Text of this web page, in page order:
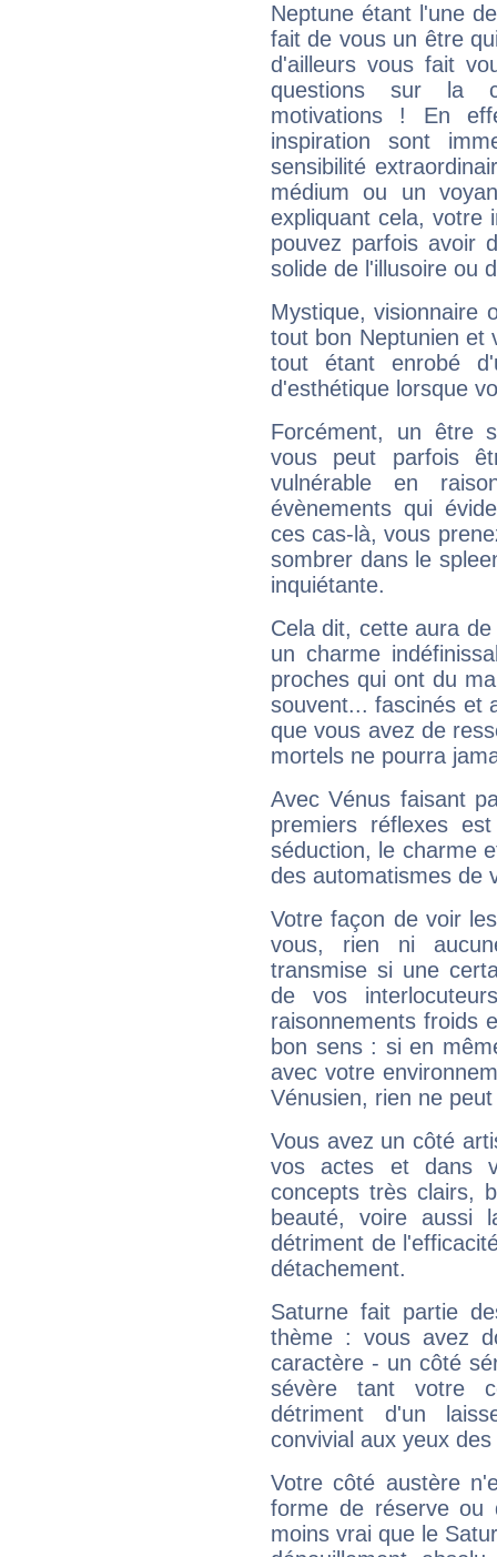
Neptune étant l'une
fait de vous un être
d'ailleurs vous fait
questions sur la
motivations ! En
inspiration sont
sensibilité
médium ou un
expliquant cela, votre
pouvez parfois avoir
solide de l'illusoire ou
Mystique, visionnaire
tout bon Neptunien et
tout étant enrobé
d'esthétique lorsque
Forcément, un être
vous peut parfois
vulnérable en
évènements qui
ces cas-là, vous
sombrer dans le
inquiétante.
Cela dit, cette aura
un charme
proches qui ont du
souvent... fascinés et
que vous avez de
mortels ne pourra
Avec Vénus faisant
premiers réflexes
séduction, le charme
des automatismes de
Votre façon de voir
vous, rien ni
transmise si une
de vos
raisonnements froids
bon sens : si en
avec votre
Vénusien, rien ne
Vous avez un côté
vos actes et dans
concepts très clairs,
beauté, voire aussi
détriment de
détachement.
Saturne fait partie
thème : vous avez
caractère - un côté
sévère tant votre
détriment d'un
convivial aux yeux
Votre côté austère
forme de réserve
moins vrai que le